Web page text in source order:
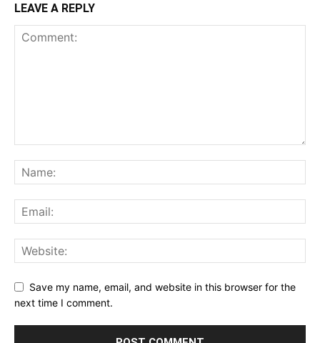
LEAVE A REPLY
Save my name, email, and website in this browser for the
next time I comment.